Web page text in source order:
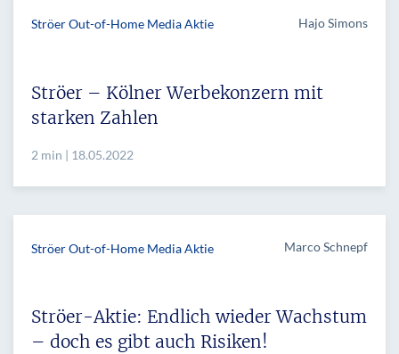
Ströer Out-of-Home Media Aktie Hajo Simons
Ströer – Kölner Werbekonzern mit
starken Zahlen
2 min | 18.05.2022
Ströer Out-of-Home Media Aktie Marco Schnepf
Ströer-Aktie: Endlich wieder Wachstum
– doch es gibt auch Risiken!